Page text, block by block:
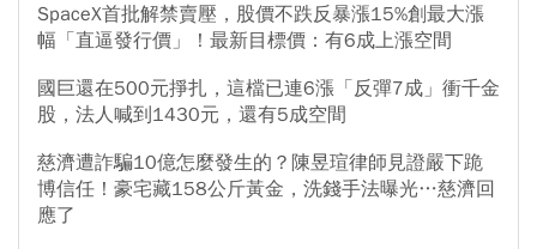
SpaceX首批解禁賣壓，股價不跌反暴漲15%創最大漲
幅「直逼發行價」！最新目標價：有6成上漲空間
國巨還在500元掙扎，這檔已連6漲「反彈7成」衝千金
股，法人喊到1430元，還有5成空間
慈濟遭詐騙10億怎麼發生的？陳昱瑄律師見證嚴下跪
博信任！豪宅藏158公斤黃金，洗錢手法曝光…慈濟回
應了